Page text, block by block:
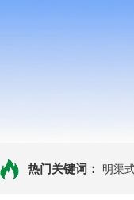
热门关键词： 明渠